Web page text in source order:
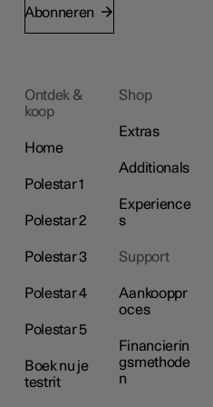
Abonneren
Ontdek &
koop
Home
Polestar 1
Polestar 2
Polestar 3
Polestar 4
Polestar 5
Boek nu je
testrit
Shop
Extras
Additionals
Experience
s
Support
Aankooppr
oces
Financierin
gsmethode
n